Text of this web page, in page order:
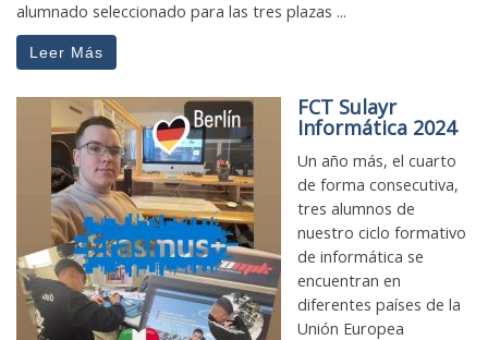
alumnado seleccionado para las tres plazas ...
Leer Más
FCT Sulayr
Informática 2024
Un año más, el cuarto
de forma consecutiva,
tres alumnos de
nuestro ciclo formativo
de informática se
encuentran en
diferentes países de la
Unión Europea